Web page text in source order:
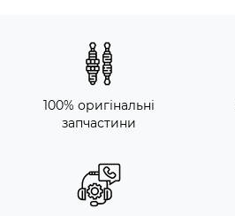
100% оригінальні
запчастини